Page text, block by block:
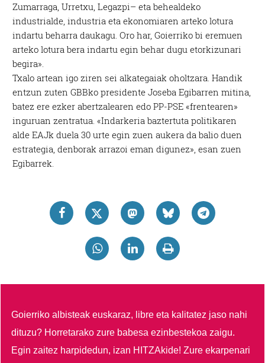
Zumarraga, Urretxu, Legazpi– eta behealdeko
industrialde, industria eta ekonomiaren arteko lotura
indartu beharra daukagu. Oro har, Goierriko bi eremuen
arteko lotura bera indartu egin behar dugu etorkizunari
begira».
Txalo artean igo ziren sei alkategaiak oholtzara. Handik
entzun zuten GBBko presidente Joseba Egibarren mitina,
batez ere ezker abertzalearen edo PP-PSE «frentearen»
inguruan zentratua. «Indarkeria baztertuta politikaren
alde EAJk duela 30 urte egin zuen aukera da balio duen
estrategia, denborak arrazoi eman digunez», esan zuen
Egibarrek.
Goierriko albisteak euskaraz, libre eta kalitatez jaso nahi
dituzu? Horretarako zure babesa ezinbestekoa zaigu.
Egin zaitez harpidedun, izan HITZAkide!Zure ekarpenari